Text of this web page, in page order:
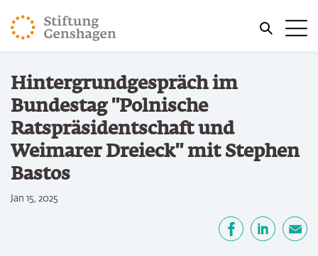
ZUM HAUPTINHALT SPRINGEN
ZUR SUCHE SPRINGEN
Sie befinden sich hier:
Start
Hintergrundgespräch im
Bundestag "Polnische
Ratspräsidentschaft und
Weimarer Dreieck" mit Stephen
Bastos
Jan 15, 2025